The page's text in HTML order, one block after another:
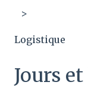
Logistique
Jours